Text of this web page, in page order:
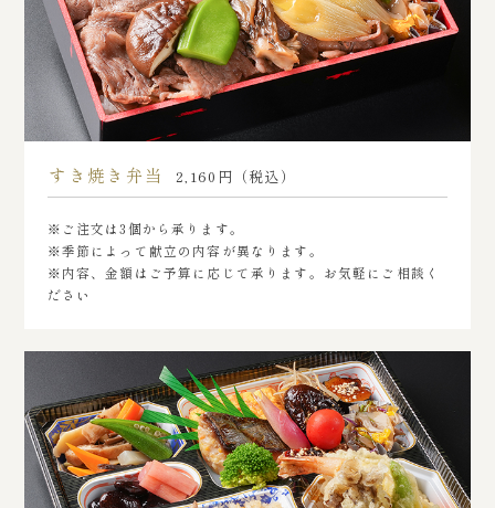
すき焼き弁当 2,160円（税込）
※ご注文は3個から承ります。
※季節によって献立の内容が異なります。
※内容、金額はご予算に応じて承ります。お気軽にご相談く
ださい